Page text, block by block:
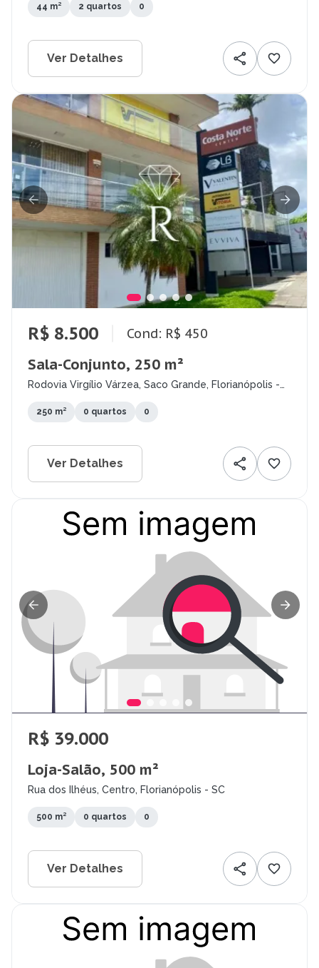
44 m² 2 quartos 0
Ver Detalhes
R$ 8.500 Cond: R$ 450
Sala-Conjunto, 250 m²
Rodovia Virgílio Várzea, Saco Grande, Florianópolis -
250 m² 0 quartos 0
Ver Detalhes
R$ 39.000
Loja-Salão, 500 m²
Rua dos Ilhéus, Centro, Florianópolis - SC
500 m² 0 quartos 0
Ver Detalhes